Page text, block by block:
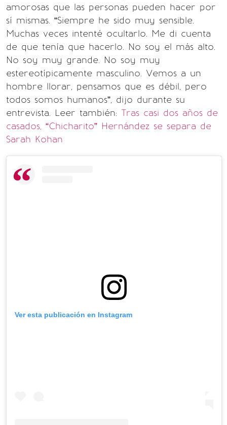
amorosas que las personas pueden hacer por
sí mismas. “Siempre he sido muy sensible.
Muchas veces intenté ocultarlo. Me di cuenta
de que tenía que hacerlo. No soy el más alto.
No soy muy grande. No soy muy
estereotípicamente masculino. Vemos a un
hombre llorar, pensamos que es débil, pero
todos somos humanos”, dijo durante su
entrevista. Leer también: Tras casi dos años de
casados, “Chicharito” Hernández se separa de
Sarah Kohan
Ver esta publicación en Instagram